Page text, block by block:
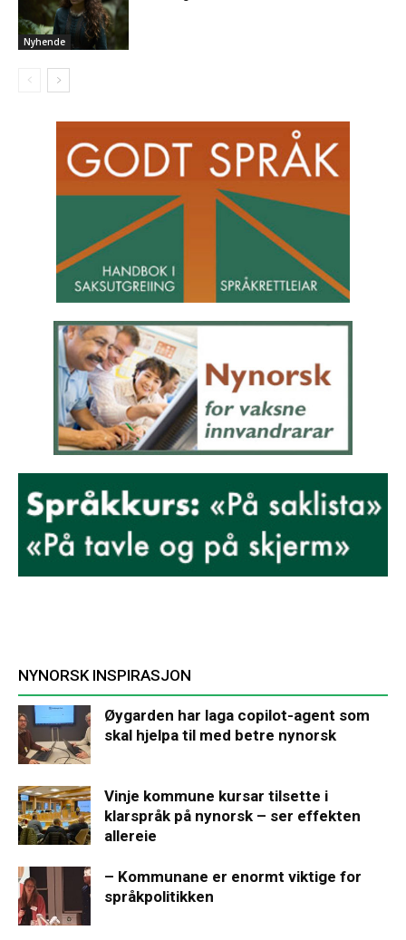
Nyhende
NYNORSK INSPIRASJON
Øygarden har laga copilot-agent som
skal hjelpa til med betre nynorsk
Vinje kommune kursar tilsette i
klarspråk på nynorsk – ser effekten
allereie
– Kommunane er enormt viktige for
språkpolitikken